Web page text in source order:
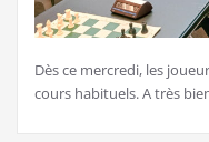
Dès ce mercredi, les
cours habituels. A très